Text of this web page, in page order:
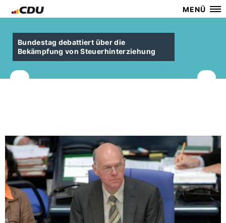
MENÜ
Bundestag debattiert über die
Bekämpfung von Steuerhinterziehung